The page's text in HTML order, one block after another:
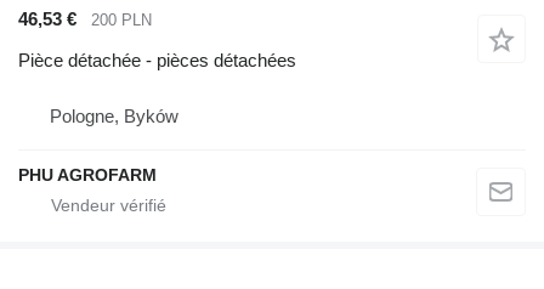
46,53 € 200 PLN
Pièce détachée - pièces détachées
Pologne, Byków
PHU AGROFARM